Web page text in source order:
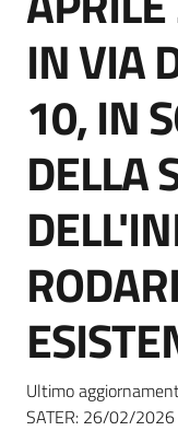
Seguici
su
IN VIA
10, IN
DELLA
Ultimo
SATER: 26/02/2026